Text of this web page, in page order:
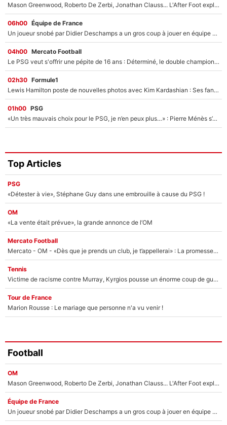
Mason Greenwood, Roberto De Zerbi, Jonathan Clauss... L'After Foot explique pourquoi Medhi Benatia a craqué à l'OM !
06h00 Équipe de France
Un joueur snobé par Didier Deschamps a un gros coup à jouer en équipe de France : Zinedine Zidane a trouvé son numéro 9 ?
04h00 Mercato Football
Le PSG veut s'offrir une pépite de 16 ans : Déterminé, le double champion d'Europe en titre est prêt à lâcher 40M€ pour celui que l'on compare déjà à Vinicius Jr !
02h30 Formule1
Lewis Hamilton poste de nouvelles photos avec Kim Kardashian : Ses fans le voient déjà redevenir champion du monde de F1 grâce à elle !
01h00 PSG
«Un très mauvais choix pour le PSG, je n’en peux plus…» : Pierre Ménès s’est complètement trompé avec Luis Enrique et ces déclarations le prouvent !
Top Articles
PSG
«Détester à vie», Stéphane Guy dans une embrouille à cause du PSG !
OM
«La vente était prévue», la grande annonce de l’OM
Mercato Football
Mercato - OM - «Dès que je prends un club, je t’appellerai» : La promesse de Marcelino au moment de claquer la porte
Tennis
Victime de racisme contre Murray, Kyrgios pousse un énorme coup de gueule !
Tour de France
Marion Rousse : Le mariage que personne n'a vu venir !
Football
OM
Mason Greenwood, Roberto De Zerbi, Jonathan Clauss... L'After Foot explique pourquoi Medhi Benatia a craqué à l'OM !
Équipe de France
Un joueur snobé par Didier Deschamps a un gros coup à jouer en équipe de France : Zinedine Zidane a trouvé son numéro 9 ?